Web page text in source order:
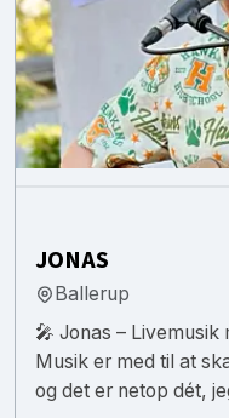
JONAS
Ballerup
🎤 Jonas –
Musik er med til at
og det er netop dét,